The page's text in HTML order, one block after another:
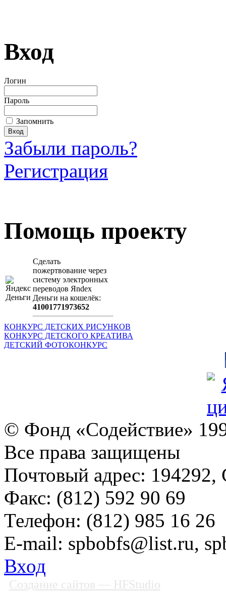
Вход
Логин
Пароль
Запомнить
Забыли пароль?
Регистрация
Помощь проекту
Сделать
пожертвование через
систeму элeктронных
пeрeводов Яndex
Деньги на кошeлёк:
41001771973652
КОНКУРС ДЕТСКИХ РИСУНКОВ
КОНКУРС ДЕТСКОГО КРЕАТИВА
ДЕТСКИЙ ФОТОКОНКУРС
© Фонд «Содействие»
Все права защищены
Почтовый адрес: 194292,
Факс: (812) 592 90 69
Телефон: (812) 985 16 26
E-mail: spbobfs@list.ru,
Вход
Создание сайтов — HFStudio